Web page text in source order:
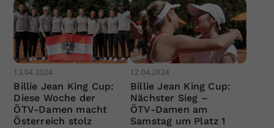
13.04.2024
Billie Jean King Cup:
Diese Woche der
ÖTV-Damen macht
Österreich stolz
12.04.2024
Billie Jean King Cup:
Nächster Sieg –
ÖTV-Damen am
Samstag um Platz 1